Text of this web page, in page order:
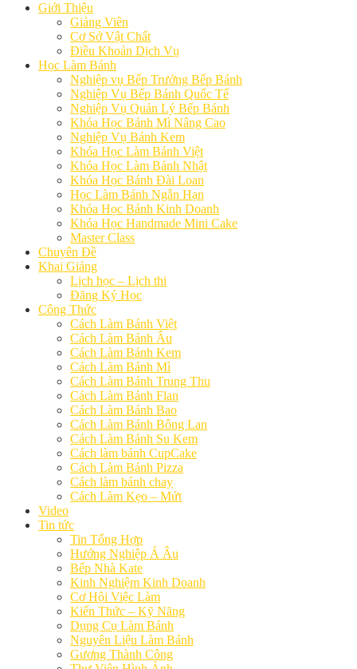
Giới Thiệu
Giảng Viên
Cơ Sở Vật Chất
Điều Khoản Dịch Vụ
Học Làm Bánh
Nghiệp vụ Bếp Trưởng Bếp Bánh
Nghiệp Vụ Bếp Bánh Quốc Tế
Nghiệp Vụ Quản Lý Bếp Bánh
Khóa Học Bánh Mì Nâng Cao
Nghiệp Vụ Bánh Kem
Khóa Học Làm Bánh Việt
Khóa Học Làm Bánh Nhật
Khóa Học Bánh Đài Loan
Học Làm Bánh Ngắn Hạn
Khóa Học Bánh Kinh Doanh
Khóa Học Handmade Mini Cake
Master Class
Chuyên Đề
Khai Giảng
Lịch học – Lịch thi
Đăng Ký Học
Công Thức
Cách Làm Bánh Việt
Cách Làm Bánh Âu
Cách Làm Bánh Kem
Cách Làm Bánh Mì
Cách Làm Bánh Trung Thu
Cách Làm Bánh Flan
Cách Làm Bánh Bao
Cách Làm Bánh Bông Lan
Cách Làm Bánh Su Kem
Cách làm bánh CupCake
Cách Làm Bánh Pizza
Cách làm bánh chay
Cách Làm Kẹo – Mứt
Video
Tin tức
Tin Tổng Hợp
Hướng Nghiệp Á Âu
Bếp Nhà Kate
Kinh Nghiệm Kinh Doanh
Cơ Hội Việc Làm
Kiến Thức – Kỹ Năng
Dụng Cụ Làm Bánh
Nguyên Liệu Làm Bánh
Gương Thành Công